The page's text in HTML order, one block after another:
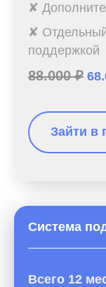
✘
✘
поддержкой
88.000 ₽
Зайти в
Система
Всего 12